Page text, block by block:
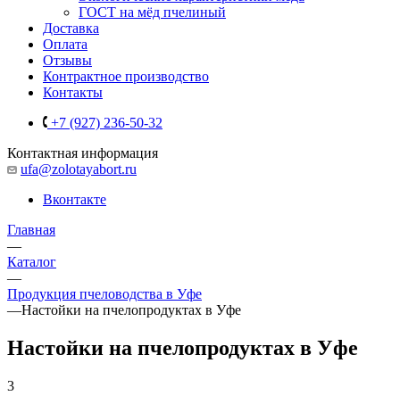
ГОСТ на мёд пчелиный
Доставка
Оплата
Отзывы
Контрактное производство
Контакты
+7 (927) 236-50-32
Контактная информация
ufa@zolotayabort.ru
Вконтакте
Главная
—
Каталог
—
Продукция пчеловодства в Уфе
—Настойки на пчелопродуктах в Уфе
Настойки на пчелопродуктах в Уфе
3